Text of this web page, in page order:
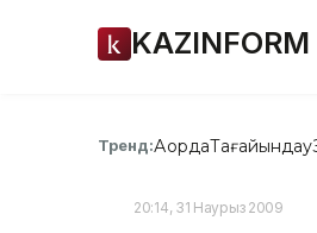
KAZINFORM
Тренд:АқордаТағайындау
20:14, 31 Наурыз 2009